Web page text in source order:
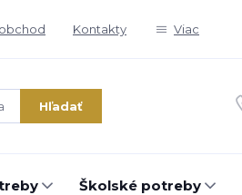
Kontakty Viac
Hľadať
Školské potreby